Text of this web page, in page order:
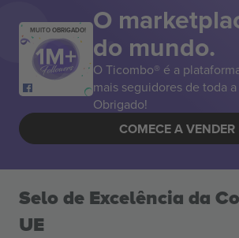
MUITO OBRIGADO! O
do mundo.
O Ticombo® é a
mais seguidores de toda
Obrigado!
COMECE A VENDER
Selo de Excelência da
UE